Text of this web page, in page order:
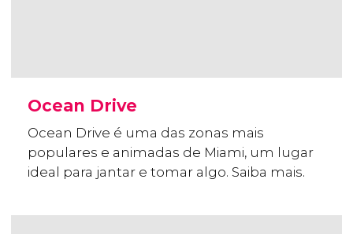
Ocean Drive
Ocean Drive é uma das zonas mais
populares e animadas de Miami, um lugar
ideal para jantar e tomar algo. Saiba mais.